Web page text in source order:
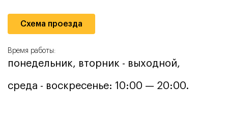
Схема проезда
Время работы:
понедельник, вторник - выходной,
среда - воскресенье: 10:00 — 20:00.